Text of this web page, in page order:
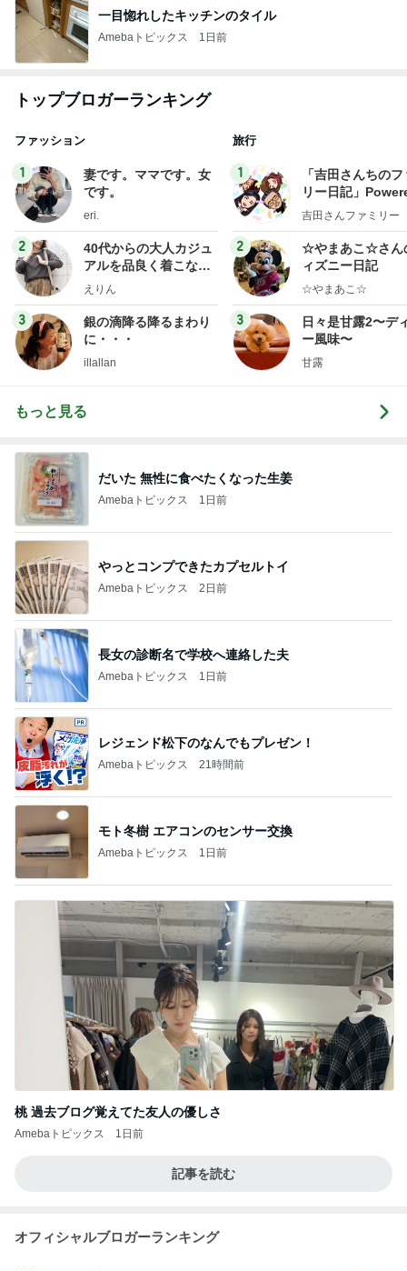
一目惚れしたキッチンのタイル
Amebaトピックス 1日前
トップブロガーランキング
ファッション
1
妻です。ママです。女
です。
eri.
2
40代からの大人カジュ
アルを品良く着こなす
ファッションブログ
えりん
3
銀の滴降る降るまわり
に・・・
illallan
旅行
1
「吉田さんちの
リー日記」
y Ameba 吉田さ
ログ
吉田さんファミリー
2
☆やまあこ☆さん
ィズニー日記
☆やまあこ☆
3
日々是甘露2〜デ
ー風味〜
甘露
もっと見る
だいた 無性に食べたくなった生姜
Amebaトピックス 1日前
やっとコンプできたカプセルトイ
Amebaトピックス 2日前
長女の診断名で学校へ連絡した夫
Amebaトピックス 1日前
レジェンド松下のなんでもプレゼン！
Amebaトピックス 21時間前
モト冬樹 エアコンのセンサー交換
Amebaトピックス 1日前
桃 過去ブログ覚えてた友人の優しさ
Amebaトピックス 1日前
記事を読む
オフィシャルブロガーランキング